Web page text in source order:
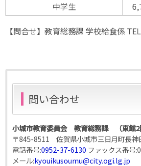
中学生
【問合せ】教育総務課 学校給食係
問い合わせ
小城市教育委員会 教育総務課 （東館2
〒845-8511 佐賀県小城市三日月町長神
電話番号:0952-37-6130 ファックス番号:
メール:kyouikusoumu@city.ogi.lg.jp